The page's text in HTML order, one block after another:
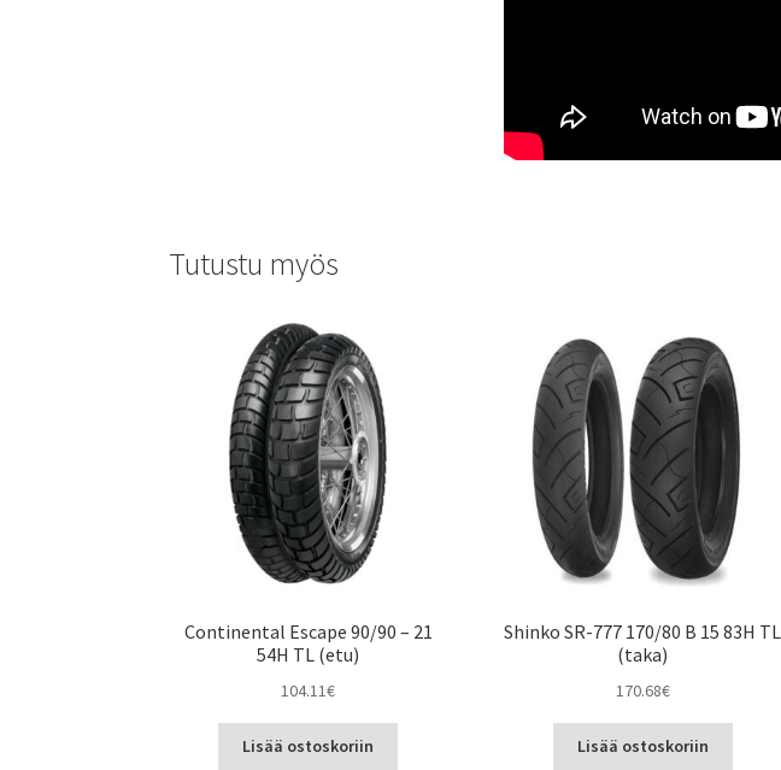
Tutustu myös
Continental Escape 90/90 – 21
54H TL (etu)
104.11€
Lisää ostoskoriin
Shinko SR-777 170/80 B 15 83H TL
(taka)
170.68€
Lisää ostoskoriin